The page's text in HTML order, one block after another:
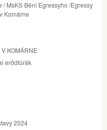
/ MsKS Béni Egressyho /Egressy
Komárne
KOMÁRNE
erődtúrák
2024